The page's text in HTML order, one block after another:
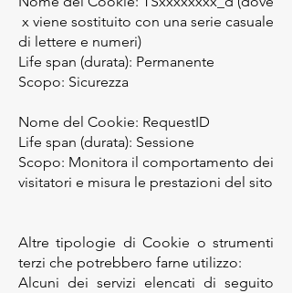
x viene sostituito con una serie casuale
di lettere e numeri)
Life span (durata): Permanente
Scopo: Sicurezza
Nome del Cookie: RequestID
Life span (durata): Sessione
Scopo: Monitora il comportamento dei
visitatori e misura le prestazioni del sito
Altre tipologie di Cookie o strumenti
terzi che potrebbero farne utilizzo:
Alcuni dei servizi elencati di seguito